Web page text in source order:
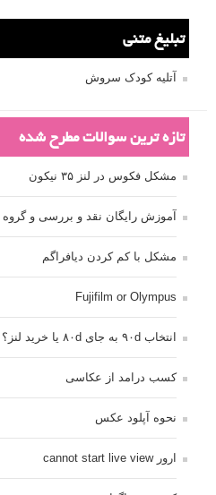
تبلیغ متنی
آتلیه کودک سروش
تازه ترین سوالات مطرح شده
مشکل فکوس در لنز ۳۵ نیکون
آموزش رایگان نقد و بررسی و
مشکل با کم کردن دیافراگم
Fujifilm or Olympus
انتخاب ۹۰d به جای ۸۰d یا خرید لنز؟
کسب درامد از عکاسی
نحوه آپلود عکس
ارور cannot start live view